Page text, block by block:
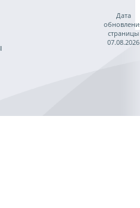
Дата
страницы
07.08.2026